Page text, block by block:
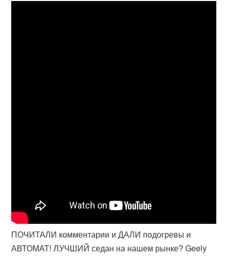
ПОЧИТАЛИ комментарии и ДАЛИ подогревы и
АВТОМАТ! ЛУЧШИЙ седан на нашем рынке? Geely